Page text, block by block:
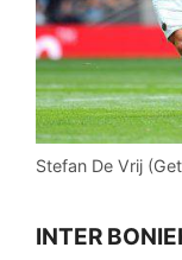
Stefan De Vrij
INTER